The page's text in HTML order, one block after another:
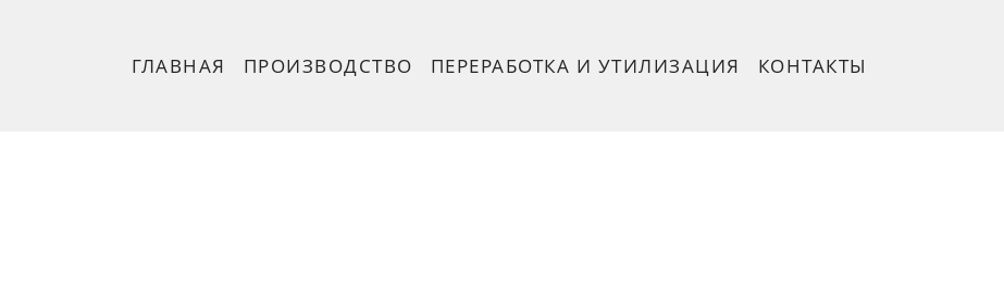
ГЛАВНАЯ ПРОИЗВОДСТВО ПЕРЕРАБОТКА И УТИЛИЗАЦИЯ КОНТАКТЫ